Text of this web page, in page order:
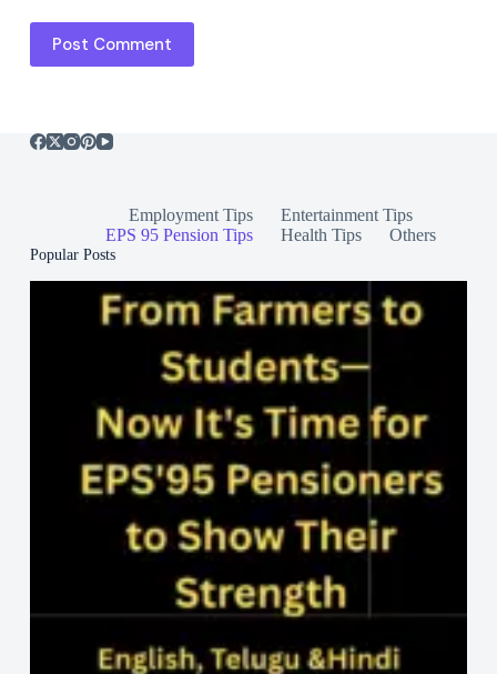
Post Comment
Employment Tips
Entertainment Tips
EPS 95 Pension Tips
Health Tips Others
Popular Posts